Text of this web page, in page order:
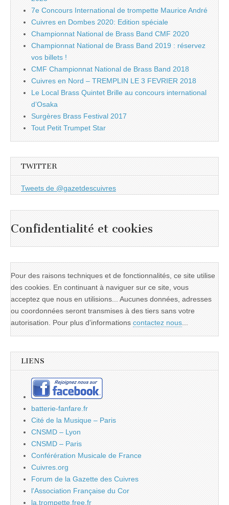
7e Concours International de trompette Maurice André
Cuivres en Dombes 2020: Edition spéciale
Championnat National de Brass Band CMF 2020
Championnat National de Brass Band 2019 : réservez
vos billets !
CMF Championnat National de Brass Band 2018
Cuivres en Nord – TREMPLIN LE 3 FEVRIER 2018
Le Local Brass Quintet Brille au concours international
d’Osaka
Surgères Brass Festival 2017
Tout Petit Trumpet Star
TWITTER
Tweets de @gazetdescuivres
Confidentialité et cookies
Pour des raisons techniques et de fonctionnalités, ce site utilise
des cookies. En continuant à naviguer sur ce site, vous
acceptez que nous en utilisions... Aucunes données, adresses
ou coordonnées seront transmises à des tiers sans votre
autorisation. Pour plus d'informations contactez nous
LIENS
batterie-fanfare.fr
Cité de la Musique – Paris
CNSMD – Lyon
CNSMD – Paris
Conférération Musicale de France
Cuivres.org
Forum de la Gazette des Cuivres
l'Association Française du Cor
la.trompette.free.fr